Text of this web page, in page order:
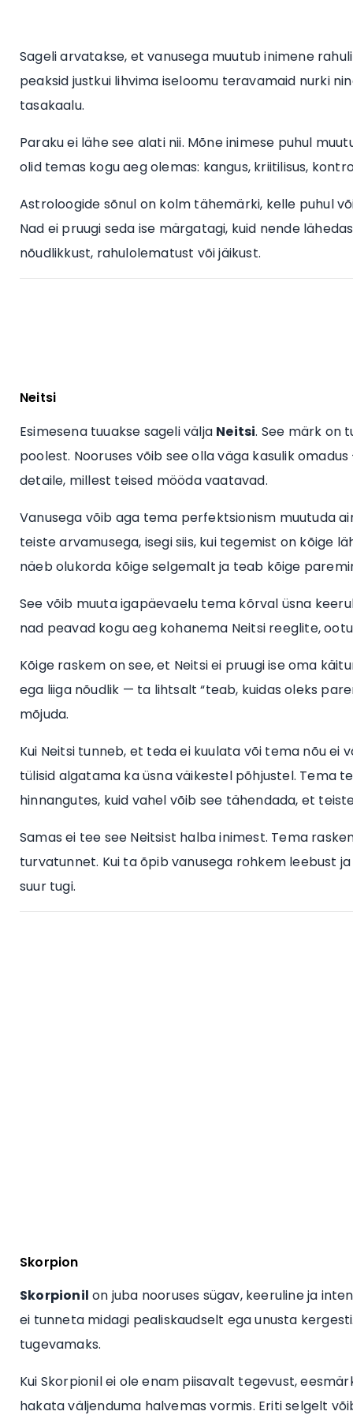
Sageli arvatakse, et vanusega muutub inimene
peaksid justkui lihvima iseloomu teravamaid nurki
tasakaalu.
Paraku ei lähe see alati nii. Mõne inimese puhul
olid temas kogu aeg olemas: kangus, kriitilisus,
Astroloogide sõnul on kolm tähemärki, kelle puhul
Nad ei pruugi seda ise märgatagi, kuid nende
nõudlikkust, rahulolematust või jäikust.
Neitsi
Esimesena tuuakse sageli välja Neitsi. See märk on
poolest. Nooruses võib see olla väga kasulik
detaile, millest teised mööda vaatavad.
Vanusega võib aga tema perfektsionism muutuda
teiste arvamusega, isegi siis, kui tegemist on kõige
näeb olukorda kõige selgemalt ja teab kõige
See võib muuta igapäevaelu tema kõrval üsna
nad peavad kogu aeg kohanema Neitsi reeglite,
Kõige raskem on see, et Neitsi ei pruugi ise oma
ega liiga nõudlik — ta lihtsalt “teab, kuidas oleks
mõjuda.
Kui Neitsi tunneb, et teda ei kuulata või tema nõu
tülisid algatama ka üsna väikestel põhjustel. Tema
hinnangutes, kuid vahel võib see tähendada, et
Samas ei tee see Neitsist halba inimest. Tema
turvatunnet. Kui ta õpib vanusega rohkem leebust
suur tugi.
Skorpion
Skorpionil on juba nooruses sügav, keeruline ja
ei tunneta midagi pealiskaudselt ega unusta
tugevamaks.
Kui Skorpionil ei ole enam piisavalt tegevust,
hakata väljenduma halvemas vormis. Eriti selgelt